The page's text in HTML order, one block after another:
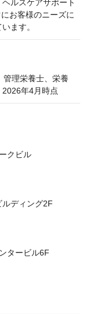
ルスケアサポート
お客様のニーズに
ます。
理栄養士、栄養
クビル
ディング2F
タービル6F